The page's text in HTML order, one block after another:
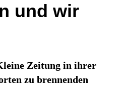
und wir
Zeitung in ihrer
zu brennenden